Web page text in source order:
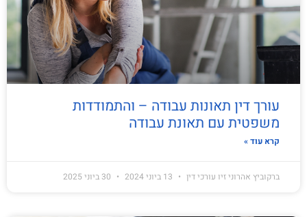
עורך דין תאונות עבודה – והתמודדות
משפטית עם תאונת עבודה
קרא עוד »
ברקוביץ אהרוני זיו עורכי דין